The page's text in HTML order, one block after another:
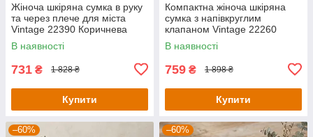
Жіноча шкіряна сумка в руку
та через плече для міста
Vintage 22390 Коричнева
В наявності
731 ₴ 1 828 ₴
Купити
Компактна жіноча шкіряна
сумка з напівкруглим
клапаном Vintage 22260
Зелена
В наявності
759 ₴ 1 898 ₴
Купити
–60% –60%